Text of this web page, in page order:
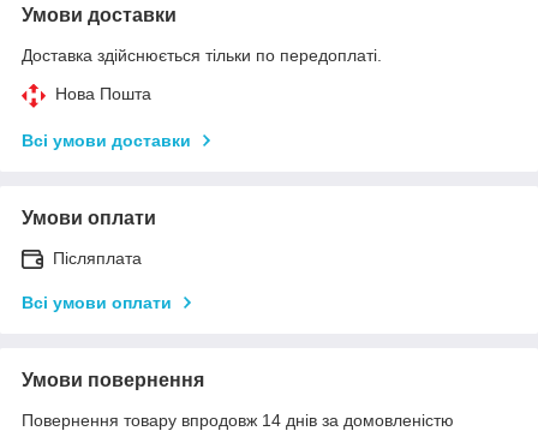
Умови доставки
Доставка здійснюється тільки по передоплаті.
Нова Пошта
Всі умови доставки
Умови оплати
Післяплата
Всі умови оплати
Умови повернення
Повернення товару впродовж 14 днів за домовленістю